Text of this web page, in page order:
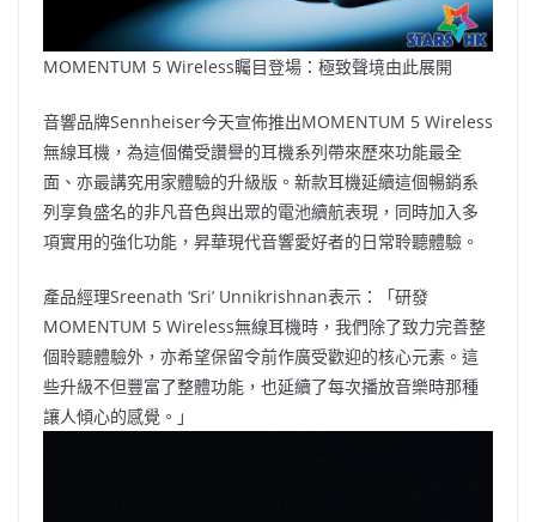
MOMENTUM 5 Wireless矚目登場：極致聲境由此展開
音響品牌Sennheiser今天宣佈推出MOMENTUM 5 Wireless
無線耳機，為這個備受讚譽的耳機系列帶來歷來功能最全
面、亦最講究用家體驗的升級版。新款耳機延續這個暢銷系
列享負盛名的非凡音色與出眾的電池續航表現，同時加入多
項實用的強化功能，昇華現代音響愛好者的日常聆聽體驗。
產品經理Sreenath ‘Sri’ Unnikrishnan表示：「研發
MOMENTUM 5 Wireless無線耳機時，我們除了致力完善整
個聆聽體驗外，亦希望保留令前作廣受歡迎的核心元素。這
些升級不但豐富了整體功能，也延續了每次播放音樂時那種
讓人傾心的感覺。」